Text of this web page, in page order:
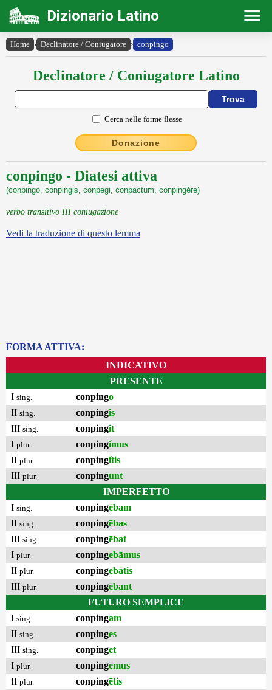
Dizionario Latino
Home › Declinatore / Coniugatore › conpingo
Declinatore / Coniugatore Latino
Cerca nelle forme flesse
Donazione
conpingo - Diatesi attiva
(conpingo, conpingis, conpegi, conpactum, conpingĕre)
verbo transitivo III coniugazione
Vedi la traduzione di questo lemma
FORMA ATTIVA:
INDICATIVO
PRESENTE
I sing. conpingo
II sing. conpingis
III sing. conpingit
I plur. conpingĭmus
II plur. conpingĭtis
III plur. conpingunt
IMPERFETTO
I sing. conpingēbam
II sing. conpingēbas
III sing. conpingēbat
I plur. conpingebāmus
II plur. conpingebātis
III plur. conpingēbant
FUTURO SEMPLICE
I sing. conpingam
II sing. conpinges
III sing. conpinget
I plur. conpingēmus
II plur. conpingētis